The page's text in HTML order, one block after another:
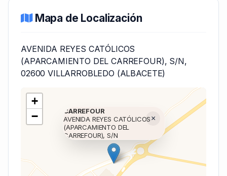
Mapa de Localización
AVENIDA REYES CATÓLICOS
(APARCAMIENTO DEL CARREFOUR), S/N,
02600 VILLARROBLEDO (ALBACETE)
Cargando mapa (V7 Inline)...
CARREFOUR
AVENIDA REYES CATÓLICOS
(APARCAMIENTO DEL
CARREFOUR), S/N
×
+
−